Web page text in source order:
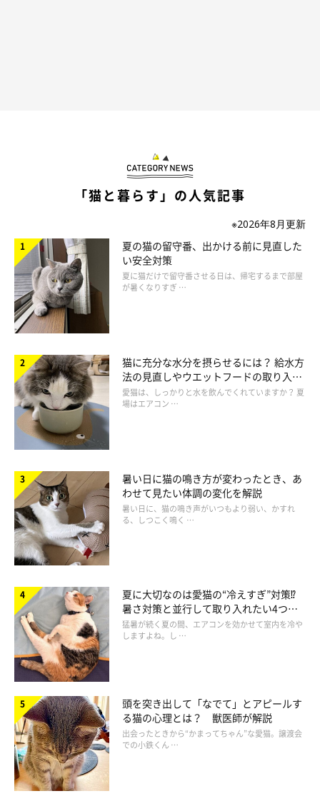
「猫と暮らす」の人気記事
※2026年8月更新
夏の猫の留守番、出かける前に見直した
い安全対策
夏に猫だけで留守番させる日は、帰宅するまで部屋
が暑くなりすぎ …
猫に充分な水分を摂らせるには？ 給水方
法の見直しやウエットフードの取り入れ
方を解説
愛猫は、しっかりと水を飲んでくれていますか？ 夏
場はエアコン …
暑い日に猫の鳴き方が変わったとき、あ
わせて見たい体調の変化を解説
暑い日に、猫の鳴き声がいつもより弱い、かすれ
る、しつこく鳴く …
夏に大切なのは愛猫の“冷えすぎ”対策⁉
暑さ対策と並行して取り入れたい4つの
工夫
猛暑が続く夏の間、エアコンを効かせて室内を冷や
しますよね。し …
頭を突き出して「なでて」とアピールす
る猫の心理とは？ 獣医師が解説
出会ったときから“かまってちゃん”な愛猫。譲渡会
での小鉄くん …